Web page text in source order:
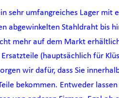
sehr umfangreiches Lager
abgewinkelten Stahldraht bis
mehr auf dem Markt
(hauptsächlich für
wir dafür, dass Sie
bekommen. Entweder